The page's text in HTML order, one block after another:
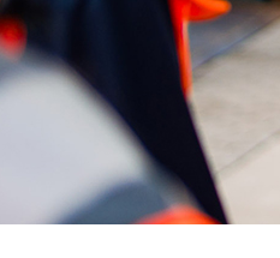
anzeigen/